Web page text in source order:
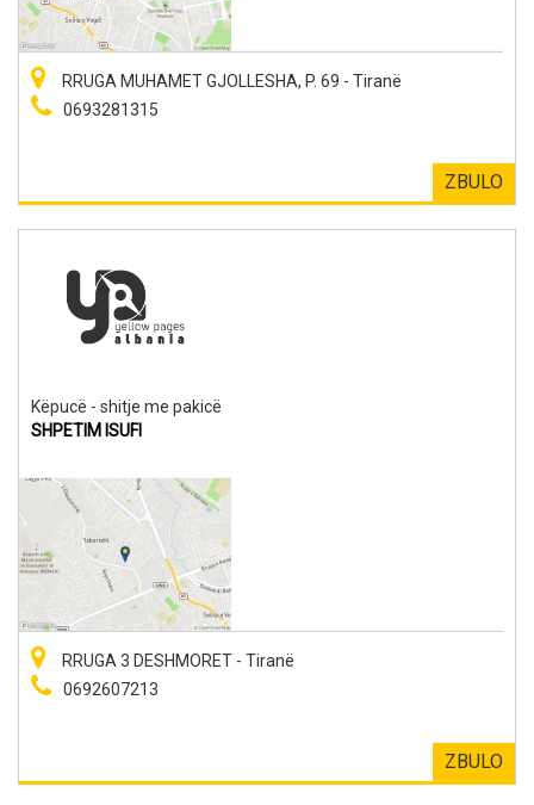
RRUGA MUHAMET GJOLLESHA, P. 69 - Tiranë
0693281315
ZBULO
Këpucë - shitje me pakicë
SHPETIM ISUFI
RRUGA 3 DESHMORET - Tiranë
0692607213
ZBULO